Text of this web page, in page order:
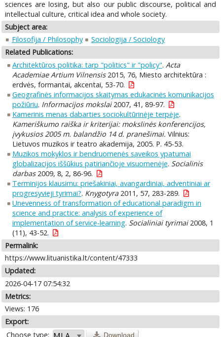
sciences are losing, but also our public discourse, political and
intellectual culture, critical idea and whole society.
Subject area:
Filosofija / Philosophy
Sociologija / Sociology
Related Publications:
Architektūros politika: tarp "politics" ir "policy". Acta
Academiae Artium Vilnensis2015, 76, Miesto architektūra :
erdvės, formantai, akcentai, 53-70.
Geografinės informacijos skaitymas edukacinės komunikacijos
požiūriu. Informacijos mokslai2007, 41, 89-97.
Kamerinis menas dabarties sociokultūrinėje terpėje.
Kameriškumo raiška ir kriterijai: mokslinės konferencijos,
įvykusios 2005 m. balandžio 14 d. pranešimai. Vilnius:
Lietuvos muzikos ir teatro akademija, 2005. P. 45-53.
Muzikos mokyklos ir bendruomenės sąveikos ypatumai
globalizacijos iššūkius patiriančioje visuomenėje. Socialinis
darbas2009, 8, 2, 86-96.
Terminijos klausimu: priešakiniai, avangardiniai, adventiniai ar
progresyvieji tyrimai?. Knygotyra2011, 57, 283-289.
Unevenness of transformation of educational paradigm in
science and practice: analysis of experience of
implementation of service-learning. Socialiniai tyrimai2008, 1
(11), 43-52.
Permalink:
https://www.lituanistika.lt/content/47333
Updated:
2026-04-17 07:54:32
Metrics:
Views: 176
Export:
Choose type:
Download